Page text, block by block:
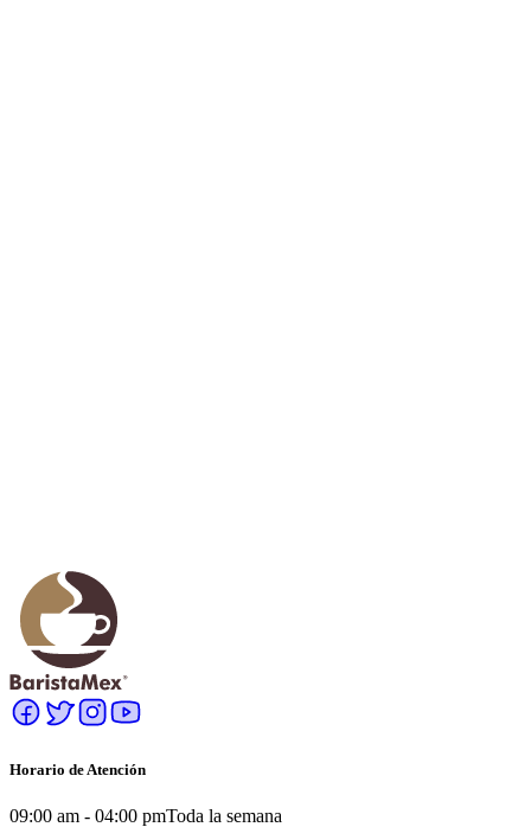
Ver más
Horario de Atención
09:00 am - 04:00 pmToda la semana